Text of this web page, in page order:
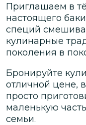
Приглашаем в
настоящего
специй
кулинарные
поколения в
Бронируйте
отличной цене,
просто
маленькую
семьи.